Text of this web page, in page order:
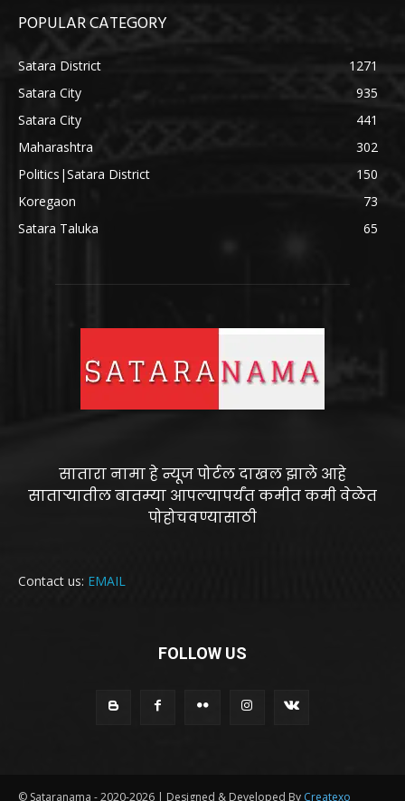
POPULAR CATEGORY
Satara District
1271
Satara City
935
Satara City
441
Maharashtra
302
Politics|Satara District
150
Koregaon
73
Satara Taluka
65
सातारा नामा हे न्यूज पोर्टल दाखल झाले आहे
साताऱ्यातील बातम्या आपल्यापर्यंत कमीत कमी वेळेत
पोहोचवण्यासाठी
Contact us: EMAIL
FOLLOW US
© Sataranama - 2020-2026 | Designed & Developed By Createxo